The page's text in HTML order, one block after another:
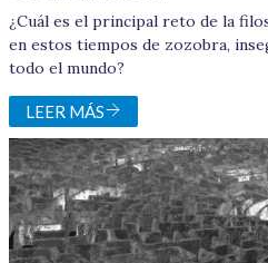
¿Cuál es el principal reto de la
en estos tiempos de zozobra,
todo el mundo?
LEER MÁS